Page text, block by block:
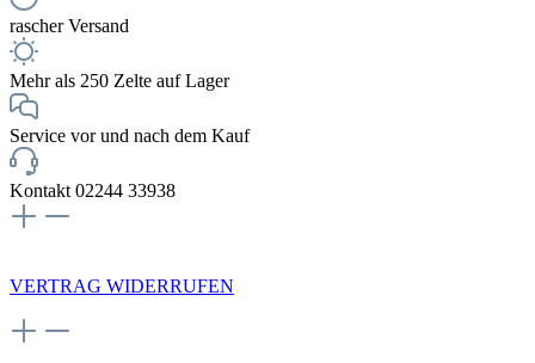
rascher Versand
Mehr als 250 Zelte auf Lager
Service vor und nach dem Kauf
Kontakt 02244 33938
VERTRAG WIDERRUFEN